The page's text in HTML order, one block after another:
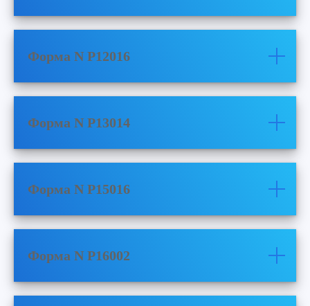
Форма N P12016
Форма N P13014
Форма N P15016
Форма N P16002